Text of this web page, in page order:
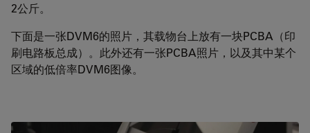
2公斤。
下面是一张DVM6的照片，其载物台上放有一块PCBA（印
刷电路板总成）。此外还有一张PCBA照片，以及其中某个
区域的低倍率DVM6图像。